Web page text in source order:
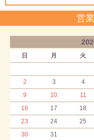
営
日 月 火
2
3 4
9
10 11
16
17 18
23
24 25
30
31